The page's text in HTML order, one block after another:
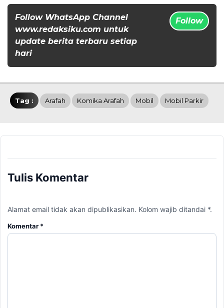
Follow WhatsApp Channel
www.redaksiku.com untuk
update berita terbaru setiap
hari
Follow
Tag : Arafah Komika Arafah Mobil Mobil Parkir
Tulis Komentar